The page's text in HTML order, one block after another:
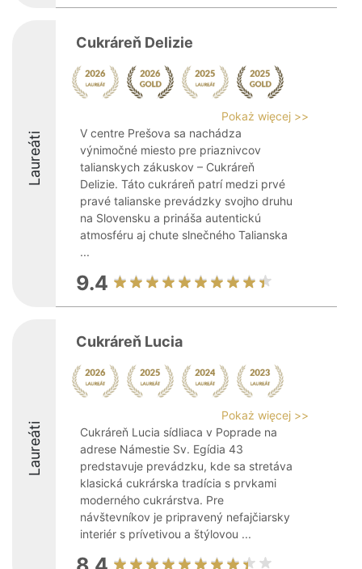
Laureáti
Cukráreň Delizie
Pokaż więcej >>
V centre Prešova sa nachádza
výnimočné miesto pre priaznivcov
talianskych zákuskov – Cukráreň
Delizie. Táto cukráreň patrí medzi prvé
pravé talianske prevádzky svojho druhu
na Slovensku a prináša autentickú
atmosféru aj chute slnečného Talianska
...
9.4
Laureáti
Cukráreň Lucia
Pokaż więcej >>
Cukráreň Lucia sídliaca v Poprade na
adrese Námestie Sv. Egídia 43
predstavuje prevádzku, kde sa stretáva
klasická cukrárska tradícia s prvkami
moderného cukrárstva. Pre
návštevníkov je pripravený nefajčiarsky
interiér s prívetivou a štýlovou ...